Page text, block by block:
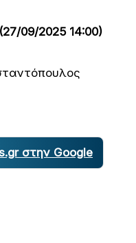
09/2025 14:00)
στην Google